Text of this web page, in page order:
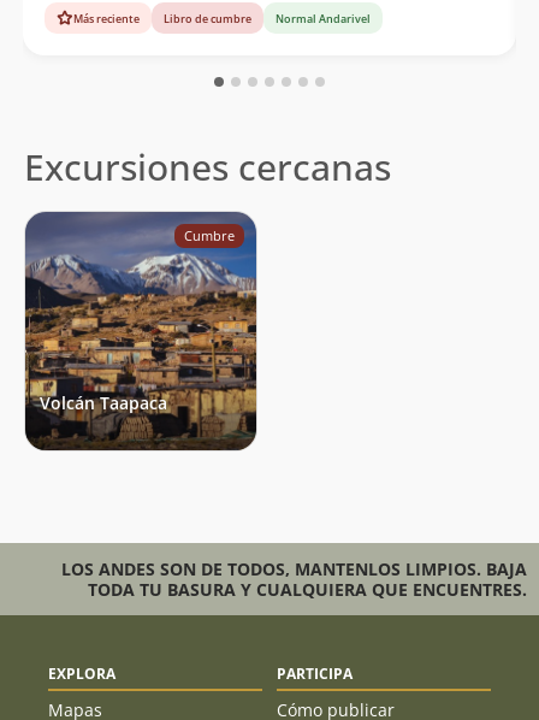
Más reciente Libro de cumbre Normal Andarivel
Excursiones cercanas
Cumbre
Volcán Taapaca
LOS ANDES SON DE TODOS, MANTENLOS LIMPIOS. BAJA
TODA TU BASURA Y CUALQUIERA QUE ENCUENTRES.
EXPLORA
Mapas
PARTICIPA
Cómo publicar